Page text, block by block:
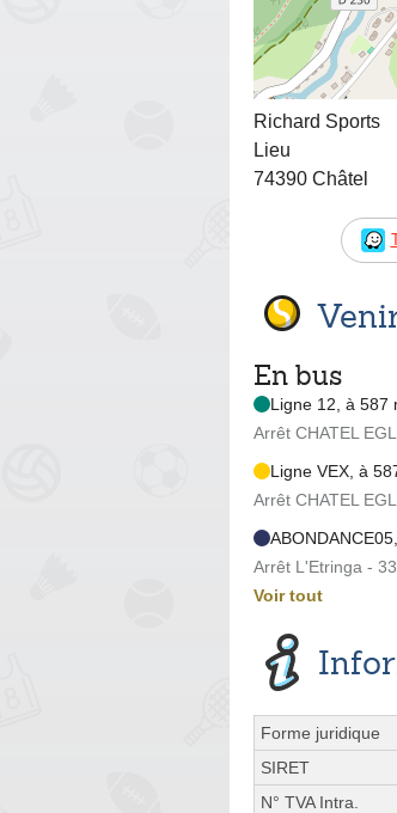
Richard Sports
Lieu
74390 Châtel
En bus
Ligne 12, à 587
Arrêt CHATEL
Ligne VEX, à
Arrêt CHATEL
Arrêt L'Etringa -
Voir tout
Forme juridique
SIRET
N° TVA Intra.